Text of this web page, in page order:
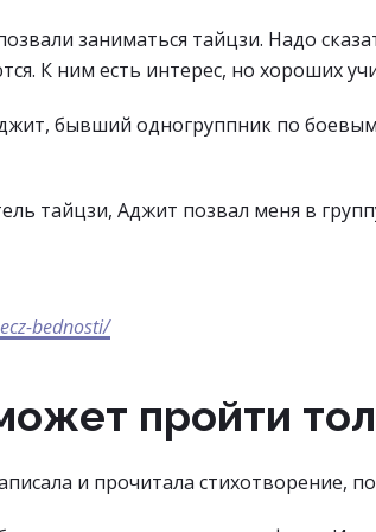
заниматься тайцзи. Надо
К ним есть интерес, но хороших
бывший одногруппник по боевым
тайцзи, Аджит позвал меня в
bednosti/
пройти
и прочитала стихотворение,